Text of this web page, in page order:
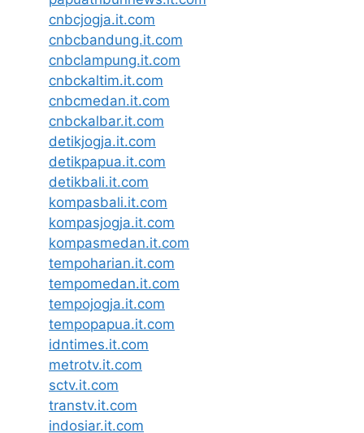
cnbcjogja.it.com
cnbcbandung.it.com
cnbclampung.it.com
cnbckaltim.it.com
cnbcmedan.it.com
cnbckalbar.it.com
detikjogja.it.com
detikpapua.it.com
detikbali.it.com
kompasbali.it.com
kompasjogja.it.com
kompasmedan.it.com
tempoharian.it.com
tempomedan.it.com
tempojogja.it.com
tempopapua.it.com
idntimes.it.com
metrotv.it.com
sctv.it.com
transtv.it.com
indosiar.it.com